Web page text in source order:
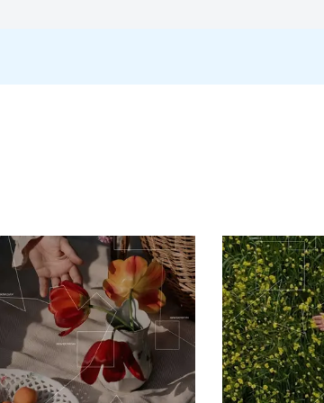
за умов зниження імунного контролю. Основні
клітин.
фаза зазвичай триває 2–4 тижні.
особливу клінічну категорію через
спостерігаються у пацієнтів з імунодефіцитами,
можуть траплятися й у імунокомпетентних
форм для діагностики.У таких пацієнтів
ліквору.
антикоагулянти або мають порушення